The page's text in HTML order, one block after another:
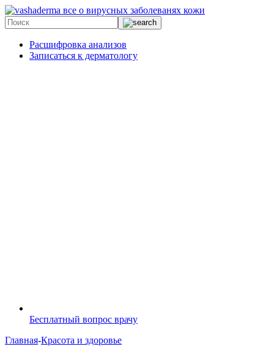
все о вирусных заболеванях кожи
Расшифровка анализов
Записаться к дерматологу
Бесплатный вопрос врачу
Главная-Красота и здоровье